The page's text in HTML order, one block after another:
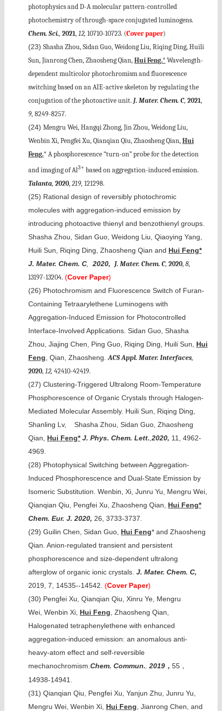
photophysics and D-A molecular pattern-controlled
photochemistry of through-space conjugated luminogens.
Chem. Sci., 2021,12, 10710-10723. (Cover paper)
(23) Shasha Zhou, Sidan Guo, Weidong Liu, Riqing Ding, Huili
Sun, Jianrong Chen, Zhaosheng Qian,Hui Feng.* Wavelength-
dependent multicolor photochromism and fluorescence
switching based on an AIE-active skeleton by regulating the
conjugation of the photoactive unit. J. Mater. Chem. C, 2021,
9, 8249-8257.
(24) Mengru Wei, Hangqi Zhong, Jin Zhou, Weidong Liu,
Wenbin Xi, Pengfei Xu, Qianqian Qiu, Zhaosheng Qian,Hui
Feng.* A phosphorescence “turn-on” probe for the detection
and imaging of Al3+ based on aggregation-induced emission.
Talanta, 2020,219, 121298.
(25) Rational design of reversibly photochromic
molecules with aggregation-induced emission by
introducing photoactive thienyl and benzothienyl groups.
Shasha Zhou, Sidan Guo, Weidong Liu, Qiaoying Yang,
Huili Sun, Riqing Ding, Zhaosheng Qian and Hui Feng*
J. Mater. Chem. C, 2020, J. Mater. Chem. C, 2020,8,
13197-13204. (Cover Paper)
(26) Photochromism and Fluorescence Switch of Furan-
Containing Tetraarylethene Luminogens with
Aggregation-Induced Emission for Photocontrolled
Interface-Involved Applications. Sidan Guo, Shasha
Zhou, Jiajing Chen, Ping Guo, Riqing Ding, Huili Sun, Hui
Feng , Qian, Zhaosheng. ACS Appl. Mater. Interfaces,
2020,12, 42410-42419.
(27) Clustering-Triggered Ultralong Room-Temperature
Phosphorescence of Organic Crystals through Halogen-
Mediated Molecular Assembly. Huili Sun, Riqing Ding,
Shanling Lv, Shasha Zhou, Sidan Guo, Zhaosheng
Qian, Hui Feng* J. Phys. Chem. Lett. 2020, 11, 4962-
4969.
(28) Photophysical Switching between Aggregation-
Induced Phosphorescence and Dual-State Emission by
Isomeric Substitution. Wenbin, Xi, Junru Yu, Mengru Wei,
Qianqian Qiu, Pengfei Xu, Zhaosheng Qian, Hui Feng*
Chem. Eur. J. 2020, 26, 3733-3737.
(29) Guilin Chen, Sidan Guo, Hui Feng* and Zhaosheng
Qian. Anion-regulated transient and persistent
phosphorescence and size-dependent ultralong
afterglow of organic ionic crystals. J. Mater. Chem. C,
2019, 7, 14535--14542. (Cover Paper)
(30) Pengfei Xu, Qianqian Qiu, Xinru Ye, Mengru
Wei, Wenbin Xi, Hui Feng , Zhaosheng Qian,
Halogenated tetraphenylethene with enhanced
aggregation-induced emission: an anomalous anti-
heavy-atom effect and self-reversible
mechanochromism. Chem. Commun. 2019， 55，
14938-14941.
(31) Qianqian Qiu, Pengfei Xu, Yanjun Zhu, Junru Yu,
Mengru Wei, Wenbin Xi, Hui Feng , Jianrong Chen, and